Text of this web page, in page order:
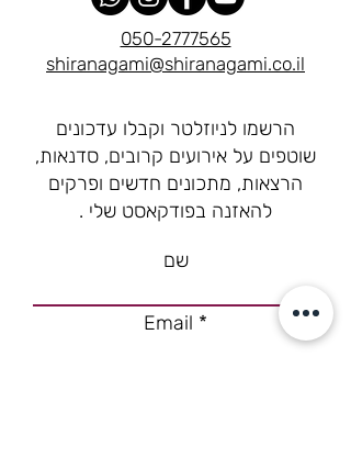
050-2777565
shiranagami@shiranagami.co.il
הרשמו לניוזלטר וקבלו עדכונים
שוטפים על אירועים קרובים, סדנאות,
הרצאות, מתכונים חדשים ופרקים
להאזנה בפודקאסט שלי .
שם
Email